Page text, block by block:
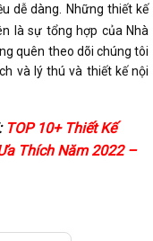
dễ dàng. Những thiết kế
là sự tổng hợp của Nhà
quên theo dõi chúng tôi
và lý thú và thiết kế nội
TOP 10+ Thiết Kế
Thích Năm 2022 –